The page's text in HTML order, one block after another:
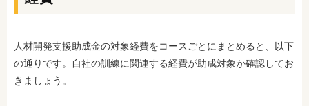
人材開発支援助成金の対象経費をコースごとにまとめると、以下
の通りです。自社の訓練に関連する経費が助成対象か確認してお
きましょう。